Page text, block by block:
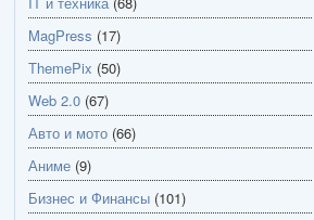
MagPress (17)
ThemePix (50)
Web 2.0 (67)
Авто и мото (66)
Аниме (9)
Бизнес и Финансы (101)